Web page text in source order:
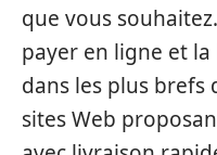
que vous
payer en ligne et
dans les plus brefs
sites Web